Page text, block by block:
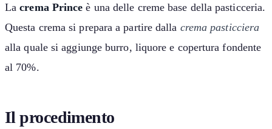
La crema Prince è una delle creme base della pasticceria.
Questa crema si prepara a partire dalla crema pasticciera
alla quale si aggiunge burro, liquore e copertura fondente
al 70%.
Il procedimento